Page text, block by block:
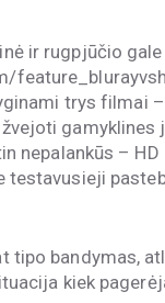
ir rugpjūčio
trys filmai –
gamyklines
nepalankūs –
testavusieji
tipo bandymas,
kiek